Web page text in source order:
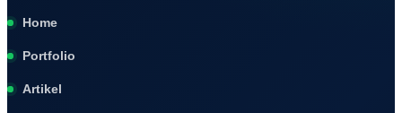
Home
Portfolio
Artikel